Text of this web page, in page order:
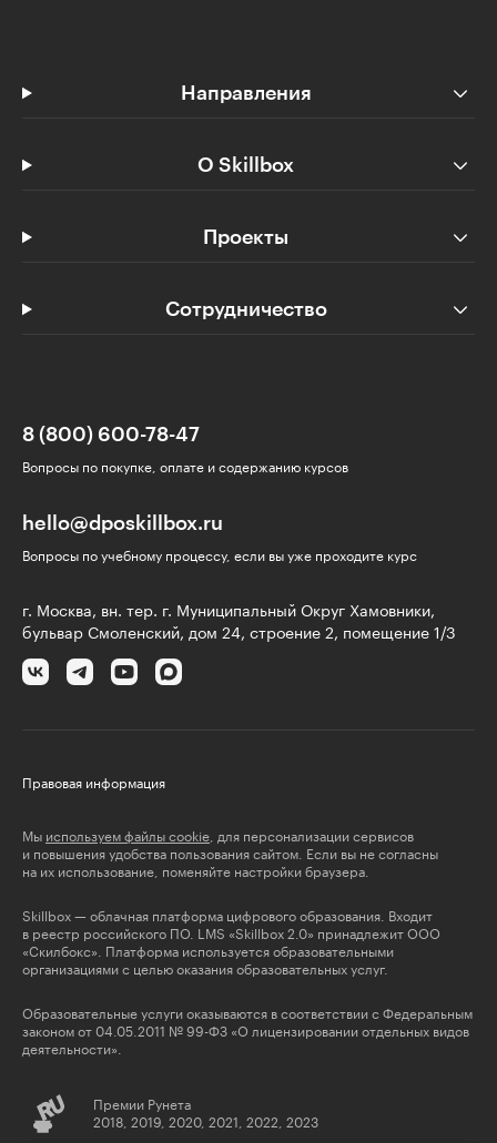
Направления
О Skillbox
Проекты
Сотрудничество
8 (800) 600-78-47
Вопросы по покупке, оплате и содержанию курсов
hello@dposkillbox.ru
Вопросы по учебному процессу, если вы уже проходите курс
г. Москва, вн. тер. г. Муниципальный Округ Хамовники,
бульвар Смоленский, дом 24, строение 2, помещение 1/3
Правовая информация
Мы используем файлы cookie , для персонализации сервисов
и повышения удобства пользования сайтом. Если вы не согласны
на их использование, поменяйте настройки браузера.
Skillbox — облачная платформа цифрового образования. Входит
в реестр российского ПО. LMS «Skillbox 2.0» принадлежит ООО
«Скилбокс». Платформа используется образовательными
организациями с целью оказания образовательных услуг.
Образовательные услуги оказываются в соответствии с Федеральным
законом от 04.05.2011 № 99-ФЗ «О лицензировании отдельных видов
деятельности».
Премии Рунета
2018, 2019, 2020, 2021, 2022, 2023